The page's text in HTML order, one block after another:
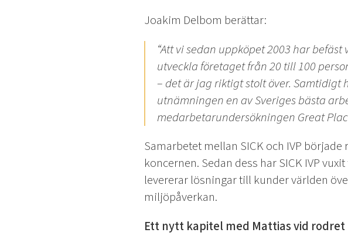
Joakim Delbom berättar:
“Att vi sedan uppköpet 2003 har
utveckla företaget från 20 till 100
– det är jag riktigt stolt över.
utnämningen en av Sveriges bästa
medarbetarundersökningen Great
Samarbetet mellan SICK och IVP började
koncernen. Sedan dess har SICK IVP
levererar lösningar till kunder världen
miljöpåverkan.
Ett nytt kapitel med Mattias vid rodret